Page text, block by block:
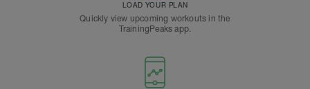
LOAD YOUR PLAN
Quickly view upcoming workouts in the
TrainingPeaks app.